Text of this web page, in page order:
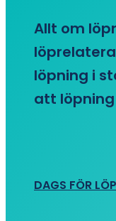
Allt om
löpning i
att
DAGS FÖR